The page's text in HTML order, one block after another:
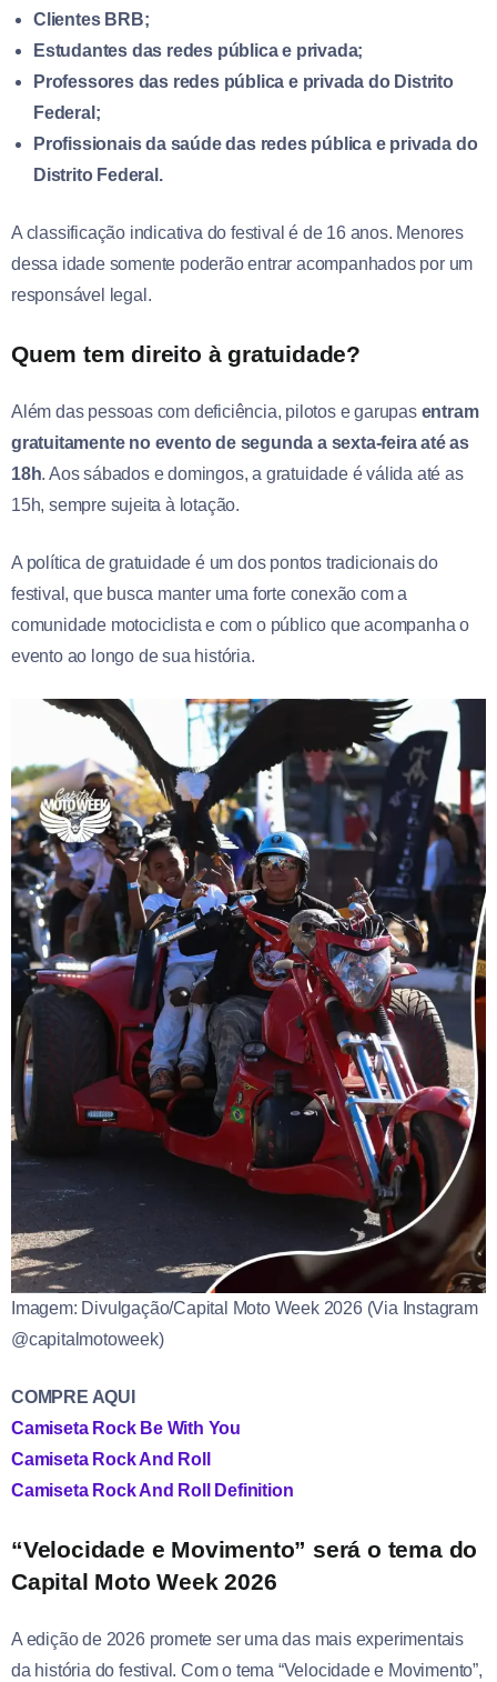
Clientes BRB;
Estudantes das redes pública e privada;
Professores das redes pública e privada do Distrito
Federal;
Profissionais da saúde das redes pública e privada do
Distrito Federal.
A classificação indicativa do festival é de 16 anos. Menores
dessa idade somente poderão entrar acompanhados por um
responsável legal.
Quem tem direito à gratuidade?
Além das pessoas com deficiência, pilotos e garupas entram
gratuitamente no evento de segunda a sexta-feira até as
18h. Aos sábados e domingos, a gratuidade é válida até as
15h, sempre sujeita à lotação.
A política de gratuidade é um dos pontos tradicionais do
festival, que busca manter uma forte conexão com a
comunidade motociclista e com o público que acompanha o
evento ao longo de sua história.
Imagem: Divulgação/Capital Moto Week 2026 (Via Instagram
@capitalmotoweek)
COMPRE AQUI
Camiseta Rock Be With You
Camiseta Rock And Roll
Camiseta Rock And Roll Definition
“Velocidade e Movimento” será o tema do
Capital Moto Week 2026
A edição de 2026 promete ser uma das mais experimentais
da história do festival. Com o tema “Velocidade e Movimento”,